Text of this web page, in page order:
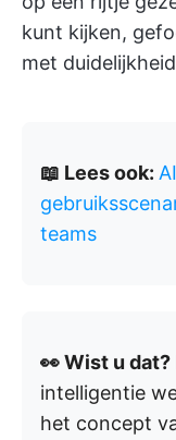
kunt kijken,
met
📖 Lees ook:
teams
👀 Wist u dat?
intelligentie
het concept